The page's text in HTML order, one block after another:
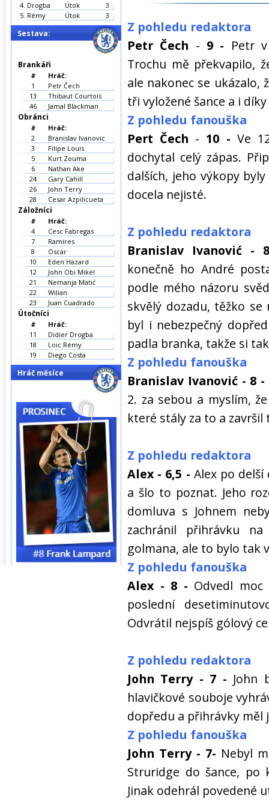
Z pohledu redaktora
Petr Čech - 9 - Petr
Trochu mě překvapilo,
ale nakonec se
tři vyložené šance a i
Z pohledu fanouška
Pert Čech - 10 - Ve
dochytal celý zápas.
dalších, jeho výkopy
docela nejisté.
Z pohledu redaktora
Branislav Ivanović -
konečně ho André
podle mého názoru
skvělý dozadu, těžko
byl i nebezpečný
padla branka, takže si
Z pohledu fanouška
Branislav Ivanović - 8 -
2. za sebou a myslím,
které stály za to a
Z pohledu redaktora
Alex - 6,5 - Alex po
a šlo to poznat. Jeho
domluva s Johnem
zachránil přihrávku
golmana, ale to bylo tak
Z pohledu fanouška
Alex - 8 - Odvedl
poslední
Odvrátil nejspíš gólový
Z pohledu redaktora
John Terry - 7 - John
hlavičkové souboje
dopředu a přihrávky měl
Z pohledu fanouška
John Terry - 7- Nebyl
Struridge do šance, po
Jinak odehrál povedené
4. Drogba Útok
3
5. Rémy Útok 3
Sestava:
Brankáři
#
Hráč:
1
Petr Čech
13
Thibaut Courtois
46
Jamal Blackman
Obránci
#
Hráč:
2
Branislav Ivanovic
3
Filipe Louis
5
Kurt Zouma
6
Nathan Ake
24
Gary Cahill
26
John Terry
28
Cesar Azpilicueta
Záložníci
#
Hráč:
4
Cesc Fabregas
7
Ramires
8
Oscar
10
Eden Hazard
12
John Obi Mikel
21
Nemanja Matić
22
Wilian
23
Juan Cuadrado
Útočníci
#
Hráč:
11
Didier Drogba
18
Loic Rémy
19
Diego Costa
Hráč měsíce